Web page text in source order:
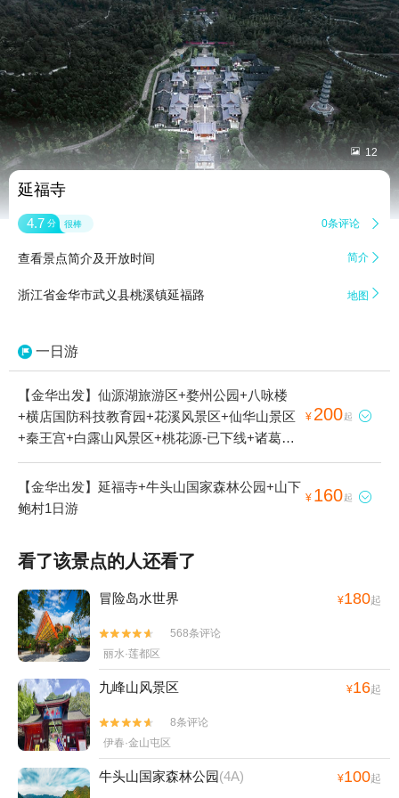
 12
延福寺
4.7 分 很棒 0条评论 
查看景点简介及开放时间 简介 
浙江省金华市武义县桃溪镇延福路 地图 
一日游
【金华出发】仙源湖旅游区+婺州公园+八咏楼
+横店国防科技教育园+花溪风景区+仙华山景区
+秦王宫+白露山风景区+桃花源-已下线+诸葛八
卦村景区+横店圆明新园+十八涡景区+延福寺
+俞源太极星象村+横店影视城+武义县博物馆
+义乌博物馆+金华凤凰山公园+地下长河景区
区+华夏文化园+金华府城隍庙+神丽峡+金华人
民广场+东阳卢宅景区+郭洞祭祖+金华双龙风景
旅游区+明清宫苑+东阳花园-已下线+义乌海洋世
界+舞龙峡景区+金华动物园+江南第一家+灵江
源漂流+金华美地南山漂流+金华龙潭大峡谷+兰
溪名果山庄+牛头山国家森林公园+寺平古村落景
区+大红岩景区+东阳中国木雕城+金华安地仙源
谷漂流+武义欢乐山寨农庄+武义花溪十八湾+义
乌马溪+义乌国际商贸城+清明上河图+永康森林
公园+寿仙谷漂流+龙山景区+永康云溪村+九峰
山风景区+横店梦幻谷水世界+九峰温泉+牛头山
¥ 200起 
【金华出发】延福寺+牛头山国家森林公园+山下
鲍村1日游
¥ 160起 
看了该景点的人还看了
冒险岛水世界 ¥180起


568条评论
丽水·莲都区
九峰山风景区 ¥16起


8条评论
伊春·金山屯区
牛头山国家森林公园(4A) ¥100起
